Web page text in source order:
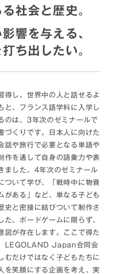
社会と歴史。
響を与える、
ち出したい。
得し、世界中の人と話せるよ
と、フランス語学科に入学し
のは、3年次のゼミナールで
づくりです。日本人に向けた
話や旅行で必要となる単語や
作を通して自身の語彙力や表
ました。4年次のゼミナール
ついて学び、「戦時中に物資
がある」など、単なる子ども
史と密接に結びついて制作さ
た。ボードゲームに限らず、
図が存在します。ここで得た
LEGOLAND Japan合同会
むだけではなく子どもたちに
を笑顔にする企画を考え、実